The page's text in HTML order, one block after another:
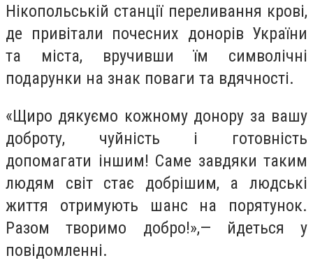
Нікопольській станції переливання крові,
де привітали почесних донорів України
та міста, вручивши їм символічні
подарунки на знак поваги та вдячності.
«Щиро дякуємо кожному донору за вашу
доброту, чуйність і готовність
допомагати іншим! Саме завдяки таким
людям світ стає добрішим, а людські
життя отримують шанс на порятунок.
Разом творимо добро!»,— йдеться у
повідомленні.